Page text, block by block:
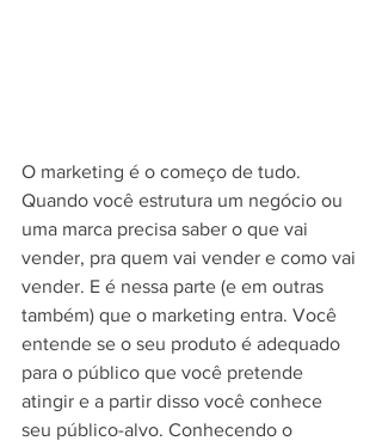
O marketing é o começo de tudo.
Quando você estrutura um negócio ou
uma marca precisa saber o que vai
vender, pra quem vai vender e como vai
vender. E é nessa parte (e em outras
também) que o marketing entra. Você
entende se o seu produto é adequado
para o público que você pretende
atingir e a partir disso você conhece
seu público-alvo. Conhecendo o